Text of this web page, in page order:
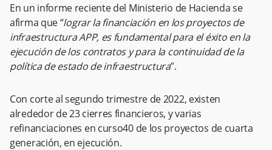
En un informe reciente del Ministerio de Hacienda se
afirma que “lograr la financiación en los proyectos de
infraestructura APP, es fundamental para el éxito en la
ejecución de los contratos y para la continuidad de la
política de estado de infraestructura”.
Con corte al segundo trimestre de 2022, existen
alrededor de 23 cierres financieros, y varias
refinanciaciones en curso40 de los proyectos de cuarta
generación, en ejecución.